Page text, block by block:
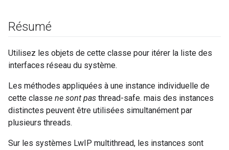
Résumé
Utilisez les objets de cette classe pour itérer la liste des
interfaces réseau du système.
Les méthodes appliquées à une instance individuelle de
cette classe ne sont pas thread-safe. mais des instances
distinctes peuvent être utilisées simultanément par
plusieurs threads.
Sur les systèmes LwIP multithread, les instances sont